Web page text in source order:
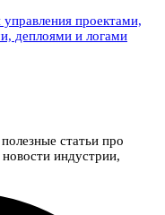
проектами,
деплоями и логами
статьи про
индустрии,